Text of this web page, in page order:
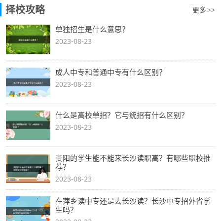
择校攻略 更多 >>
单独招生是什么意思？
2023-08-23
成人中专和普通中专有什么区别？
2023-08-23
什么是高校单招？它与统招有什么区别？
2023-08-23
贵阳的学生能不能来长沙读职高？有哪些职校推
荐？
2023-08-23
在萍乡读中专还是去长沙读？长沙中专招外省学
生吗？